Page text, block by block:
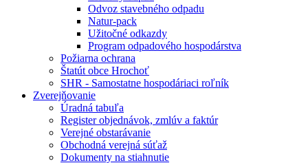
Odvoz stavebného odpadu
Natur-pack
Užitočné odkazdy
Program odpadového hospodárstva
Požiarna ochrana
Štatút obce Hrochoť
SHR - Samostatne hospodáriaci roľník
Zverejňovanie
Úradná tabuľa
Register objednávok, zmlúv a faktúr
Verejné obstarávanie
Obchodná verejná súťaž
Dokumenty na stiahnutie